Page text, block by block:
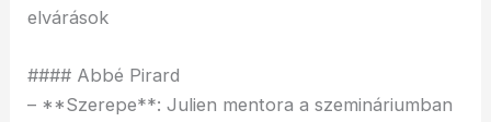
elvárások
#### Abbé Pirard
– **Szerepe**: Julien mentora a szemináriumban